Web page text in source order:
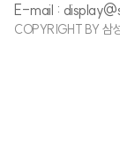
E-mail :
COPYRIGHT BY 삼